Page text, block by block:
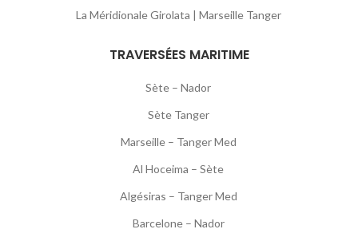
La Méridionale Girolata | Marseille Tanger
TRAVERSÉES MARITIME
Sète – Nador
Sète Tanger
Marseille – Tanger Med
Al Hoceima – Sète
Algésiras – Tanger Med
Barcelone – Nador